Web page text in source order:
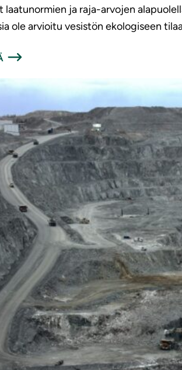
laatunormien ja raja-arvojen
ole arvioitu vesistön ekologiseen